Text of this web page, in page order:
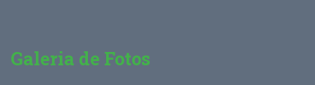
Galeria de Fotos